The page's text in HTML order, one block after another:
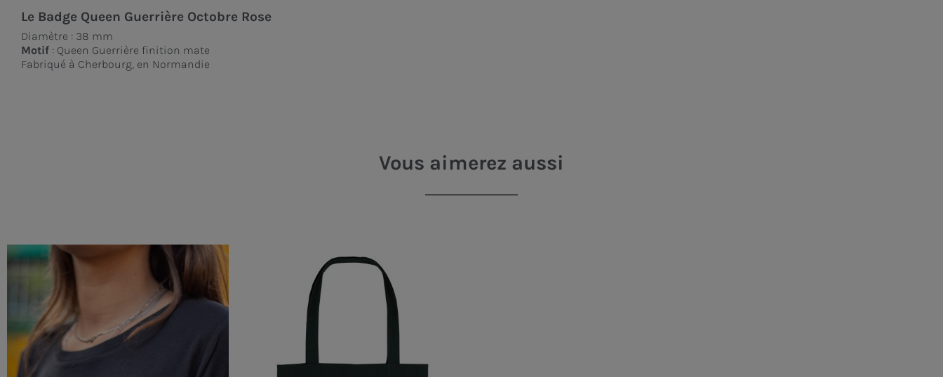
Le Badge Queen Guerrière Octobre Rose
Diamètre : 38 mm
Motif : Queen Guerrière finition mate
Fabriqué à Cherbourg, en Normandie
Vous aimerez aussi